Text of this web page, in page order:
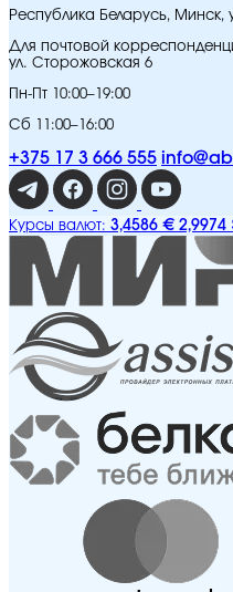
Республика Беларусь, Минск,
Для почтовой
ул. Сторожовская 6
Пн-Пт 10:00–19:00
Сб 11:00–16:00
+375 17 3 666 555
Курсы валют: 3,4586 € 2,9974